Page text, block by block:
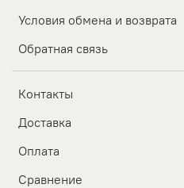
Условия обмена и возврата
Обратная связь
Контакты
Доставка
Оплата
Сравнение